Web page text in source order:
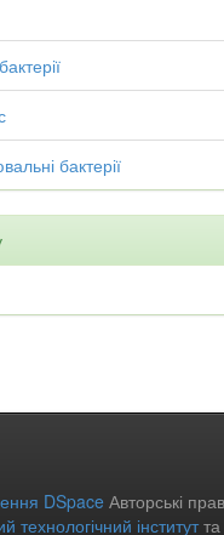
бактерії
DSpace Авторські
технологічний інститутта